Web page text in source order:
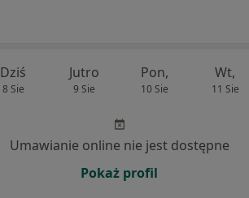
Dziś
8 Sie
Jutro
9 Sie
Pon,
10 Sie
Wt,
11 Sie
Umawianie online nie jest dostępne
Pokaż profil